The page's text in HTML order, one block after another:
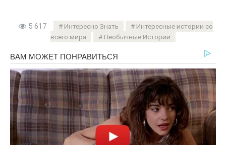
5 617 Интересно Знать
Интересные истории со
всего мира
Необычные Истории